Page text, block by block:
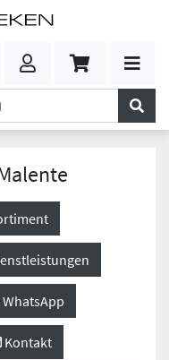
WhatsApp
Kontakt